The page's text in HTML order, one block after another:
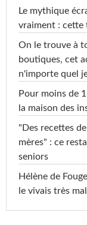
Le mythique
vraiment : cette
On le trouve à
boutiques, cet
n'importe quel
Pour moins de
la maison des
"Des recettes
mères" : ce
seniors
Hélène de
le vivais très